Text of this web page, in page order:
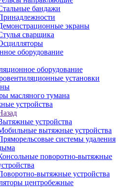
бандажи
экраны
сварщика
оборудование
оборудование
установки
масляного тумана
устройства
устройства
вытяжные устройства
системы удаления
поворотно-вытяжные
вытяжные устройства
центробежные